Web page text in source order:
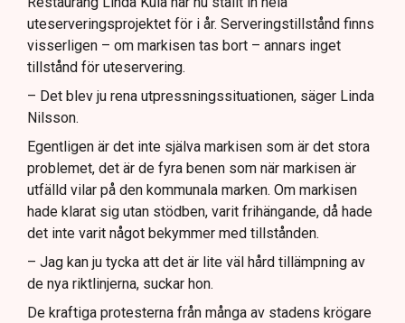
uteserveringsprojektet för i år. Serveringstillstånd finns
visserligen – om markisen tas bort – annars inget
tillstånd för uteservering.
– Det blev ju rena utpressningssituationen, säger Linda
Nilsson.
Egentligen är det inte själva markisen som är det stora
problemet, det är de fyra benen som när markisen är
utfälld vilar på den kommunala marken. Om markisen
hade klarat sig utan stödben, varit frihängande, då hade
det inte varit något bekymmer med tillstånden.
– Jag kan ju tycka att det är lite väl hård tillämpning av
de nya riktlinjerna, suckar hon.
De kraftiga protesterna från många av stadens krögare